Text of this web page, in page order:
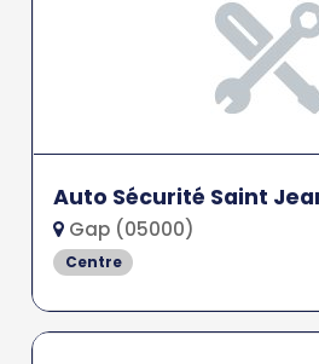
Auto Sécurité Saint
Gap (05000)
Centre